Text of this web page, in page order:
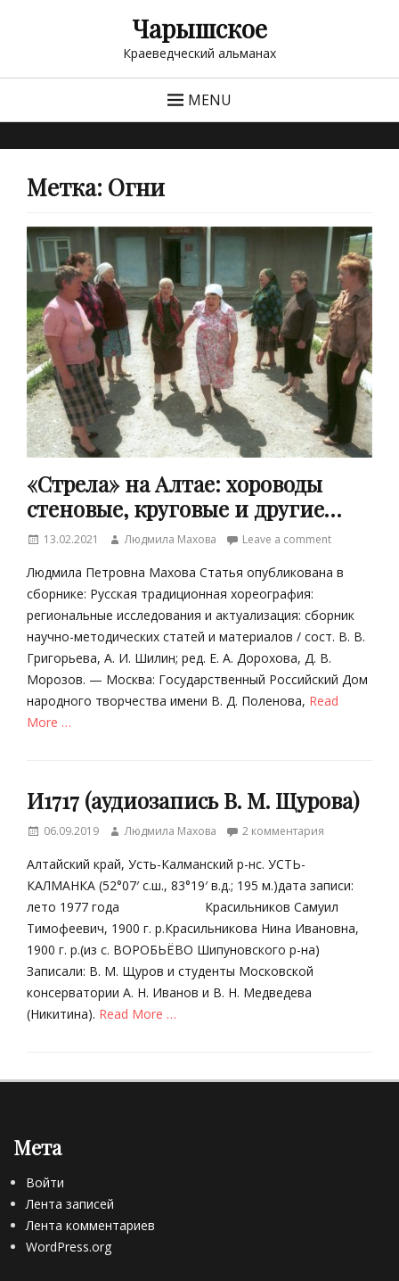
Чарышское
Краеведческий альманах
MENU
Метка: Огни
«Стрела» на Алтае: хороводы
стеновые, круговые и другие…
Posted13.02.2021 AuthorЛюдмила Махова Leave a comment
Людмила Петровна Махова Статья опубликована в
сборнике: Русская традиционная хореография:
региональные исследования и актуализация: сборник
научно-методических статей и материалов / сост. В. В.
Григорьева, А. И. Шилин; ред. Е. А. Дорохова, Д. В.
Морозов. — Москва: Государственный Российский Дом
народного творчества имени В. Д. Поленова, Read
More …
р
д
ц
и
о
н
н
а
у
т
Tags
С
т
р
е
И1717 (аудиозапись В. М. Щурова)
Posted06.09.2019 AuthorЛюдмила Махова 2 комментария
Алтайский край, Усть-Калманский р-нс. УСТЬ-
КАЛМАНКА (52°07′ с.ш., 83°19′ в.д.; 195 м.)дата записи:
лето 1977 года Красильников Самуил
Тимофеевич, 1900 г. р.Красильникова Нина Ивановна,
1900 г. р.(из с. ВОРОБЬЁВО Шипуновского р-на)
Записали: В. М. Щуров и студенты Московской
консерватории А. Н. Иванов и В. Н. Медведева
(Никитина). Read More …
у
р
и
к
и
Мета
Войти
Лента записей
Лента комментариев
WordPress.org